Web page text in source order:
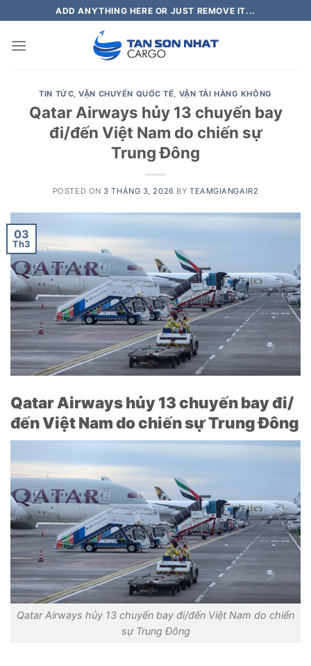
to
content
ADD ANYTHING HERE OR JUST REMOVE IT...
TIN TỨC,VẬN CHUYỂN QUỐC TẾ, VẬN TẢI HÀNG KHÔNG
Qatar Airways hủy 13 chuyến bay
đi/đến Việt Nam do chiến sự
Trung Đông
POSTED ON 3 THÁNG 3, 2026 BY TEAMGIANGAIR2
03
Th3
Qatar Airways hủy 13 chuyến bay đi/
đến Việt Nam do chiến sự Trung Đông
Qatar Airways hủy 13 chuyến bay đi/đến Việt Nam do chiến
sự Trung Đông